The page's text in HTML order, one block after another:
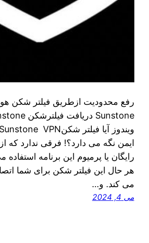
رفع محدودیت ازطریق فیلتر شکن
ایمن نگه می دارد؟! فرقی ندارد که
رایگان یا پرمیوم این برنامه استفاده
هر حال این فیلتر شکن برای شما
می‌ کند. و…
می 4, 2024